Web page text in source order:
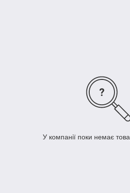
У компанії поки немає